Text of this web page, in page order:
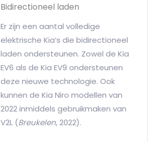
Bidirectioneel laden
Er zijn een aantal volledige
elektrische Kia’s die bidirectioneel
laden ondersteunen. Zowel de Kia
EV6 als de Kia EV9 ondersteunen
deze nieuwe technologie. Ook
kunnen de Kia Niro modellen van
2022 inmiddels gebruikmaken van
V2L (Breukelen, 2022).